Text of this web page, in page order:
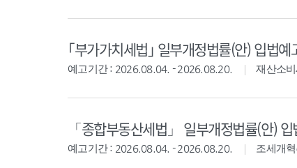
｢부가가치세법｣ 일부개정법률(안) 입법예
예고기간 : 2026.08.04. - 2026.08.20. 재산소
「종합부동산세법」 일부개정법률(안)
예고기간 : 2026.08.04. - 2026.08.20. 조세개